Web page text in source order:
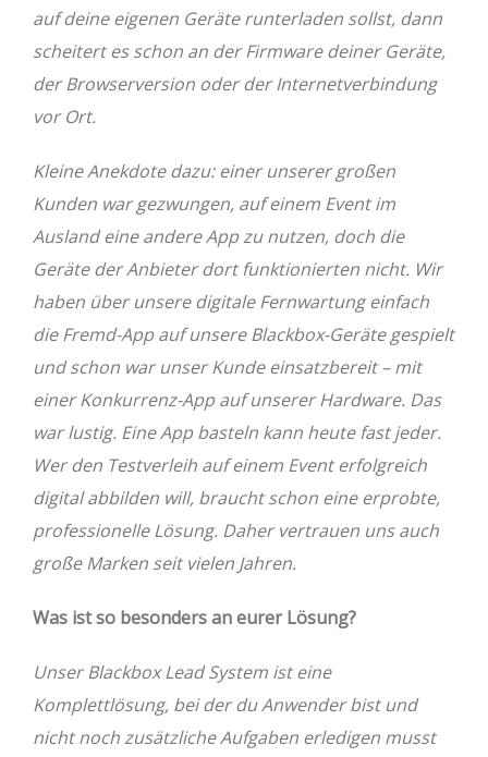
auf deine eigenen Geräte runterladen sollst, dann
scheitert es schon an der Firmware deiner Geräte,
der Browserversion oder der Internetverbindung
vor Ort.
Kleine Anekdote dazu: einer unserer großen
Kunden war gezwungen, auf einem Event im
Ausland eine andere App zu nutzen, doch die
Geräte der Anbieter dort funktionierten nicht. Wir
haben über unsere digitale Fernwartung einfach
die Fremd-App auf unsere Blackbox-Geräte gespielt
und schon war unser Kunde einsatzbereit – mit
einer Konkurrenz-App auf unserer Hardware. Das
war lustig. Eine App basteln kann heute fast jeder.
Wer den Testverleih auf einem Event erfolgreich
digital abbilden will, braucht schon eine erprobte,
professionelle Lösung. Daher vertrauen uns auch
große Marken seit vielen Jahren.
Was ist so besonders an eurer Lösung?
Unser Blackbox Lead System ist eine
Komplettlösung, bei der du Anwender bist und
nicht noch zusätzliche Aufgaben erledigen musst